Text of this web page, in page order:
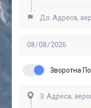
Зворотна